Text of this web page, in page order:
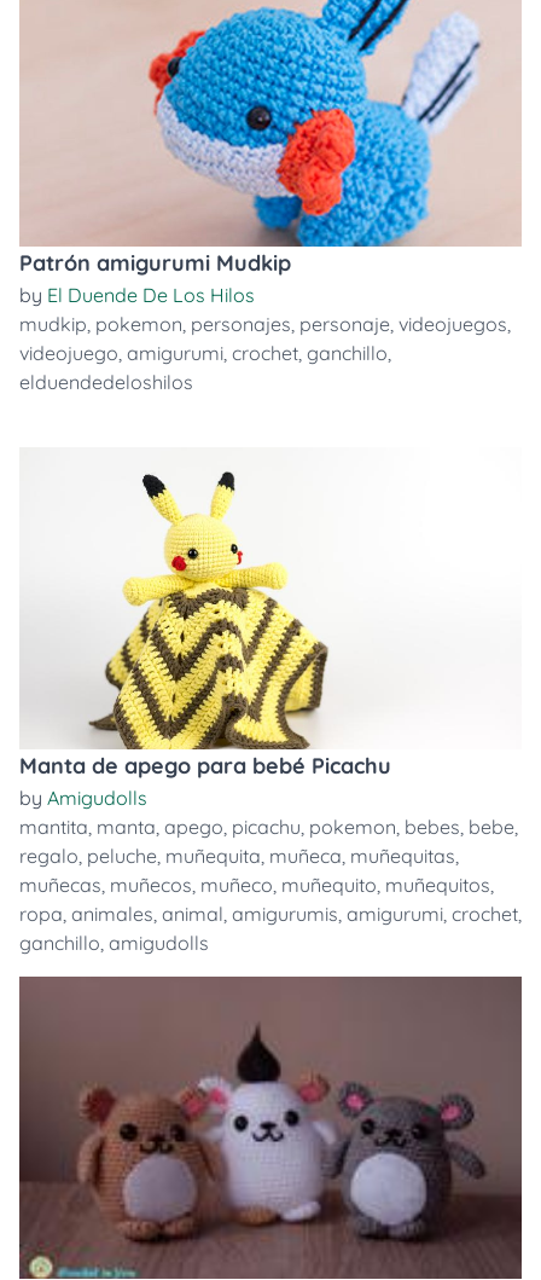
Patrón amigurumi Mudkip
by El Duende De Los Hilos
mudkip, pokemon, personajes, personaje, videojuegos,
videojuego, amigurumi, crochet, ganchillo,
elduendedeloshilos
Manta de apego para bebé Picachu
by Amigudolls
mantita, manta, apego, picachu, pokemon, bebes, bebe,
regalo, peluche, muñequita, muñeca, muñequitas,
muñecas, muñecos, muñeco, muñequito, muñequitos,
ropa, animales, animal, amigurumis, amigurumi, crochet,
ganchillo, amigudolls